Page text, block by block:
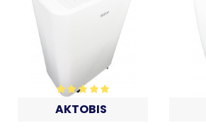
AKTOBIS